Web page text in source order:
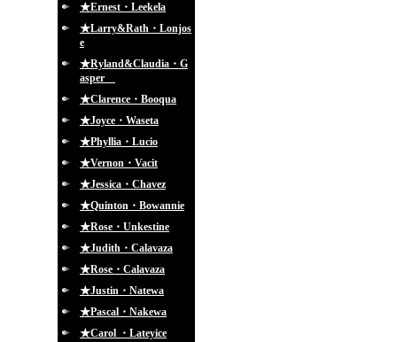
★Ernest・Leekela
★Larry&Rath・Lonjos
e
★Ryland&Claudia・G
asper
★Clarence・Booqua
★Joyce・Waseta
★Phyllia・Lucio
★Vernon・Vacit
★Jessica・Chavez
★Quinton・Bowannie
★Rose・Unkestine
★Judith・Calavaza
★Rose・Calavaza
★Justin・Natewa
★Pascal・Nakewa
★Carol ・Lateyice